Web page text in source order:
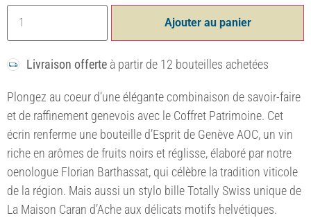
Ajouter au panier
Livraison offerteà partir de 12 bouteilles achetées
Plongez au coeur d’une élégante combinaison de savoir-faire
et de raffinement genevois avec le Coffret Patrimoine. Cet
écrin renferme une bouteille d’Esprit de Genève AOC, un vin
riche en arômes de fruits noirs et réglisse, élaboré par notre
oenologue Florian Barthassat, qui célèbre la tradition viticole
de la région. Mais aussi un stylo bille Totally Swiss unique de
La Maison Caran d’Ache aux délicats motifs helvétiques.